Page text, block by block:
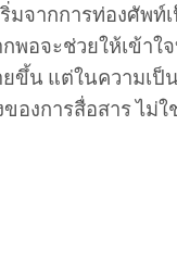
มจากการท่องศัพท์
พอจะช่วยให้เข้าใ
ยขึ้น แต่ในความเป็
องการสื่อสาร ไม่